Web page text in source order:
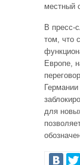
местный
В пресс-
том, что
Европе,
для